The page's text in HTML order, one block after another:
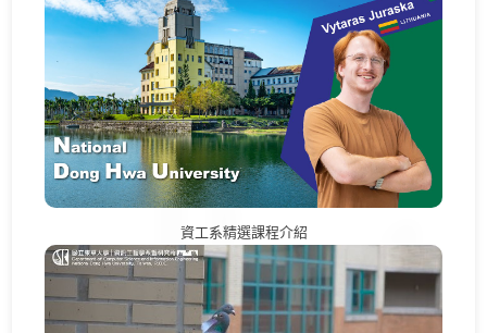
資工系精選課程介紹